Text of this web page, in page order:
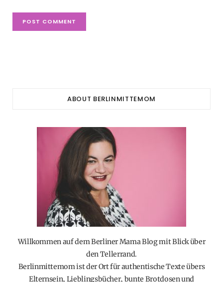
ABOUT BERLINMITTEMOM
Willkommen auf dem Berliner Mama Blog mit Blick über
den Tellerrand.
Berlinmittemom ist der Ort für authentische Texte übers
Elternsein, Lieblingsbücher, bunte Brotdosen und